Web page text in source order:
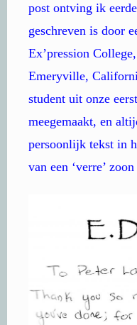
post ontving ik
geschreven is door
Ex’pression
Emeryville,
student uit onze
meegemaakt, en
persoonlijk tekst in
van een ‘verre’